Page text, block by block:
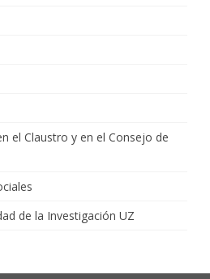
el Claustro y en el Consejo de
de la Investigación UZ